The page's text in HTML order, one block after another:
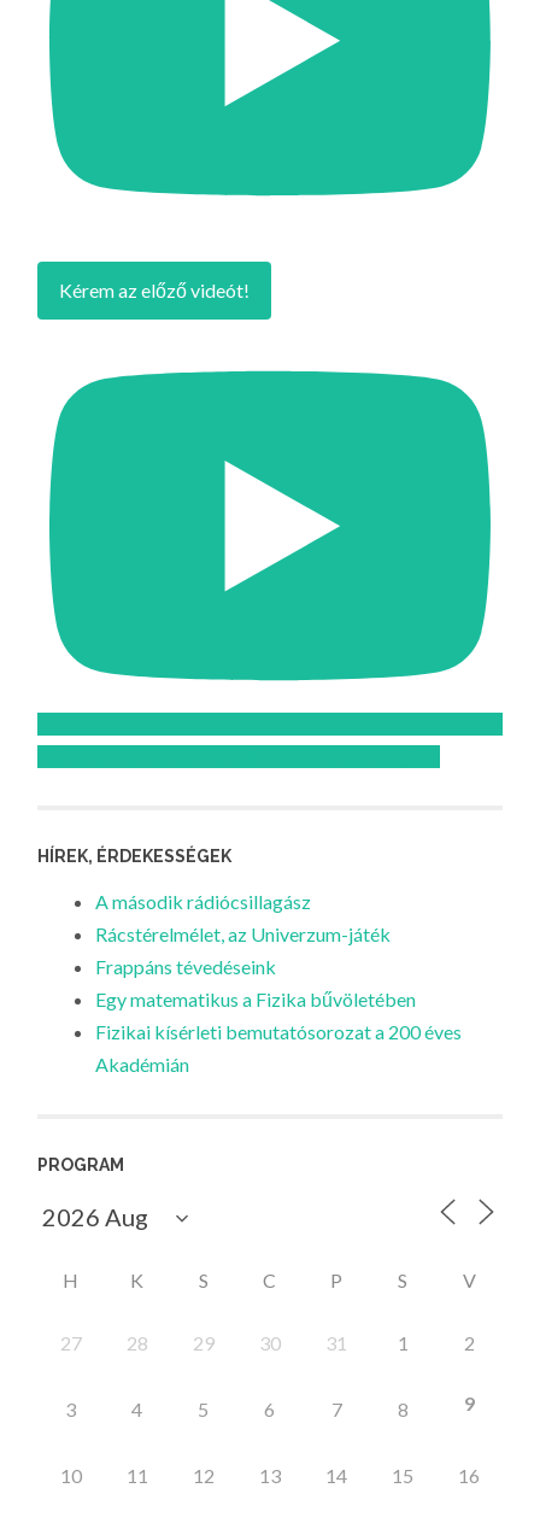
Kérem az előző videót!
HÍREK, ÉRDEKESSÉGEK
A második rádiócsillagász
Rácstérelmélet, az Univerzum-játék
Frappáns tévedéseink
Egy matematikus a Fizika bűvöletében
Fizikai kísérleti bemutatósorozat a 200 éves
Akadémián
PROGRAM
H K S C P S V
27 28 29 30 31 1 2
3 4 5 6 7 8 9
10 11 12 13 14 15 16